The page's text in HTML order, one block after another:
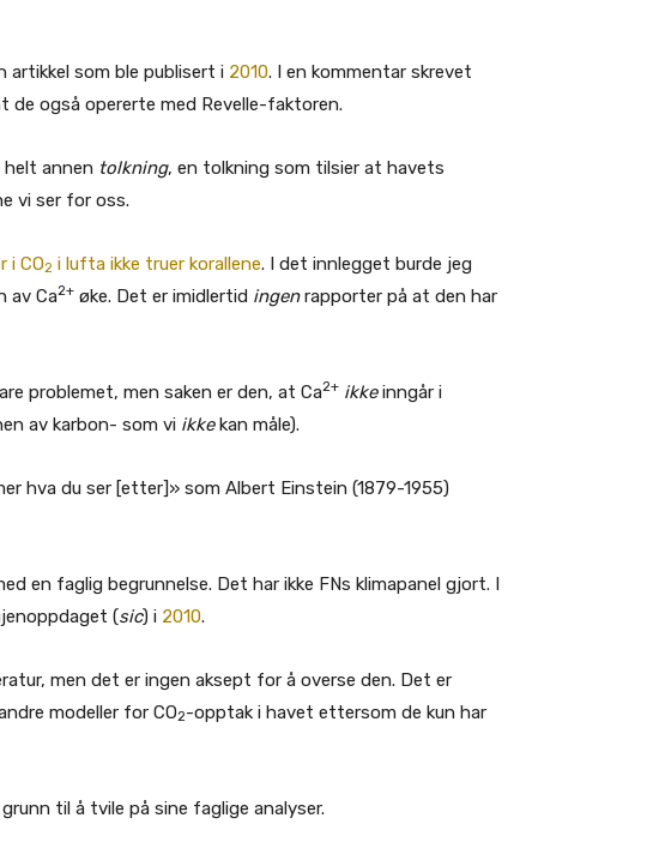
som ble publisert i 2010. I en kommentar skrevet
også opererte med Revelle-faktoren.
helt annen tolkning, en tolkning som tilsier at havets
vi ser for oss.
i CO2 i lufta ikke truer korallene. I det innlegget burde jeg
av Ca2+ øke. Det er imidlertid ingenrapporter på at den har
problemet, men saken er den, at Ca2+ ikkeinngår i
av karbon- som vi ikkekan måle).
hva du ser [etter]» som Albert Einstein (1879-1955)
en faglig begrunnelse. Det har ikke FNs klimapanel gjort. I
(sic) i 2010.
men det er ingen aksept for å overse den. Det er
modeller for CO2-opptak i havet ettersom de kun har
til å tvile på sine faglige analyser.